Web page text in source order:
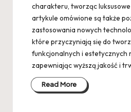
charakteru, tworząc
artykule omówione są także
zastosowania nowych
które przyczyniają się do
funkcjonalnych i estetycznych
zapewniając wyższą jakość i
Read More